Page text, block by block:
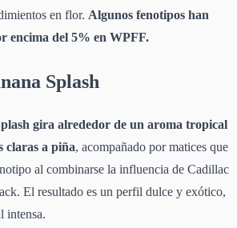
en flor. Algunos fenotipos han
encima del 5% en WPFF.
Splash
gira alrededor de un aroma tropical
claras a piña, acompañado por matices que
al combinarse la influencia de Cadillac
El resultado es un perfil dulce y exótico,
intensa.